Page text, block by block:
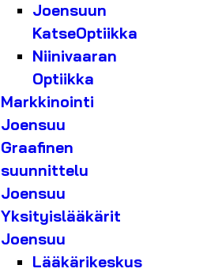
Joensuun
KatseOptiikka
Niinivaaran
Optiikka
Markkinointi
Joensuu
Graafinen
suunnittelu
Joensuu
Yksityislääkärit
Joensuu
Lääkärikeskus